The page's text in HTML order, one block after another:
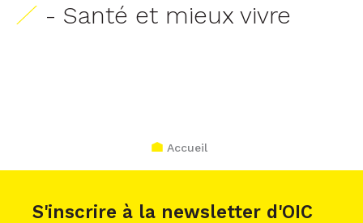
- Santé et mieux vivre
Accueil
S'inscrire à la newsletter d'OIC